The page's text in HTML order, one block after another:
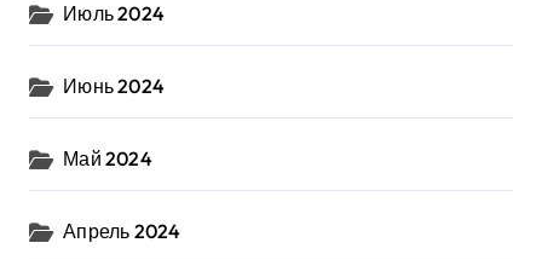
Июль 2024
Июнь 2024
Май 2024
Апрель 2024